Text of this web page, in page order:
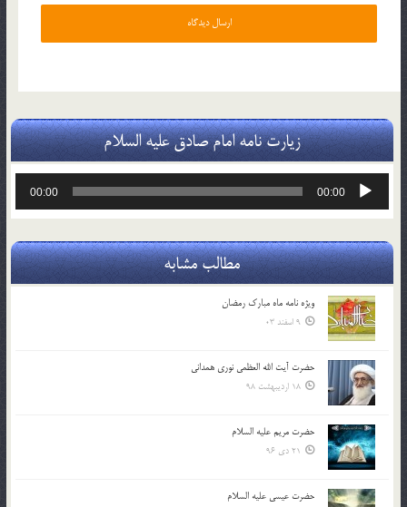
زیارت نامه امام صادق علیه السلام
پخش‌کننده
00:00
00:00
مطالب مشابه
ویژه نامه ماه مبارک رمضان
9 اسفند 03
حضرت آیت الله العظمی نوری همدانی
18 اردیبهشت 98
حضرت مریم علیه السلام
21 دی 96
حضرت عیسی علیه السلام